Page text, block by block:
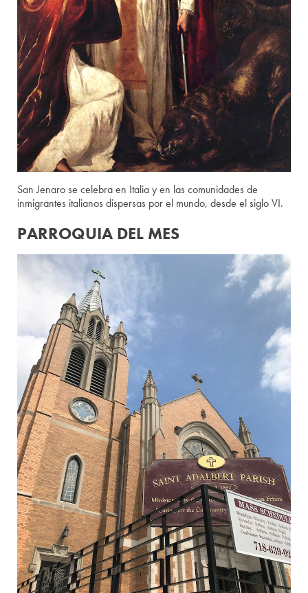
San Jenaro se celebra en Italia y en las comunidades de
inmigrantes italianos dispersas por el mundo, desde el siglo VI.
PARROQUIA DEL MES